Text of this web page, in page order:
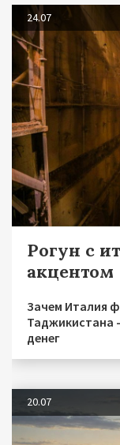
24.07
Рогун с
акцентом
Зачем Италия
Таджикистана
денег
20.07